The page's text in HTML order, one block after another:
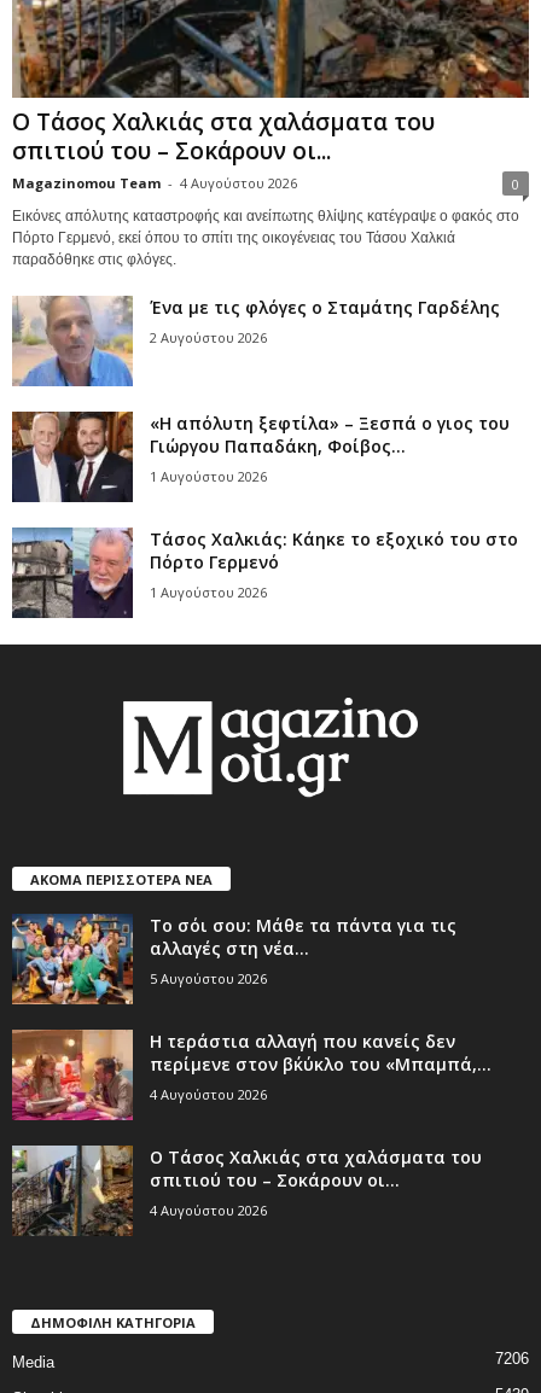
Ο Τάσος Χαλκιάς στα χαλάσματα του
σπιτιού του – Σοκάρουν οι...
Magazinomou Team - 4 Αυγούστου 2026 0
Εικόνες απόλυτης καταστροφής και ανείπωτης θλίψης κατέγραψε ο φακός στο
Πόρτο Γερμενό, εκεί όπου το σπίτι της οικογένειας του Τάσου Χαλκιά
παραδόθηκε στις φλόγες.
Ένα με τις φλόγες ο Σταμάτης Γαρδέλης
2 Αυγούστου 2026
«Η απόλυτη ξεφτίλα» – Ξεσπά ο γιος του
Γιώργου Παπαδάκη, Φοίβος...
1 Αυγούστου 2026
Τάσος Χαλκιάς: Κάηκε το εξοχικό του στο
Πόρτο Γερμενό
1 Αυγούστου 2026
ΑΚΟΜΑ ΠΕΡΙΣΣΟΤΕΡΑ ΝΕΑ
Το σόι σου: Μάθε τα πάντα για τις
αλλαγές στη νέα...
5 Αυγούστου 2026
Η τεράστια αλλαγή που κανείς δεν
περίμενε στον β΄κύκλο του «Μπαμπά,...
4 Αυγούστου 2026
Ο Τάσος Χαλκιάς στα χαλάσματα του
σπιτιού του – Σοκάρουν οι...
4 Αυγούστου 2026
ΔΗΜΟΦΙΛΗ ΚΑΤΗΓΟΡΙΑ
Media 7206